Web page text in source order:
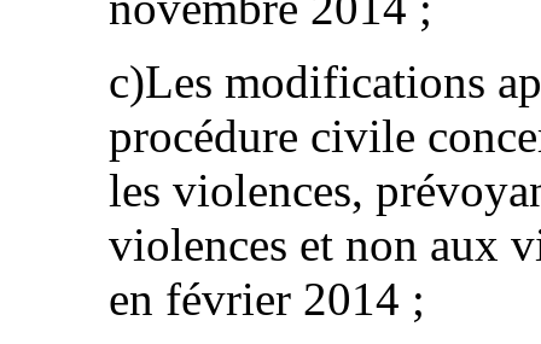
c)Les modifications
procédure civile
les violences,
violences et non aux
en février 2014 ;